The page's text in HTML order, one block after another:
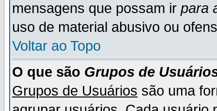
mensagens que possam ir para
uso de material abusivo ou
Voltar ao Topo
O que são Grupos de
Grupos de Usuários são uma